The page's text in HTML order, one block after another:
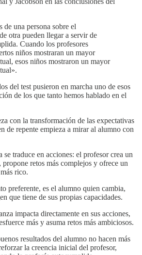
de una persona sobre el
otra pueden llegar a servir de
Cuando los profesores
niños mostraran un mayor
esos niños mostraron un mayor
del test pusieron en marcha uno de esos
de los que tanto hemos hablado en el
con la transformación de las expectativas
de repente empieza a mirar al alumno con
se traduce en acciones: el profesor crea un
retos más complejos y ofrece un
rico.
preferente, es el alumno quien cambia,
que tiene de sus propias capacidades.
impacta directamente en sus acciones,
más y asuma retos más ambiciosos.
resultados del alumno no hacen más
la creencia inicial del profesor,